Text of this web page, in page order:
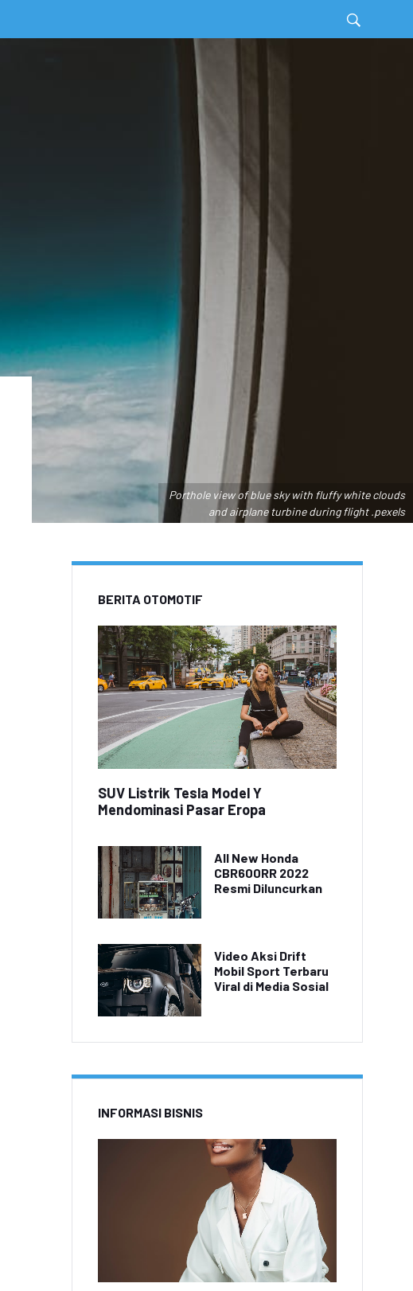
Porthole view of blue sky with fluffy white clouds
and airplane turbine during flight .pexels
BERITA OTOMOTIF
SUV Listrik Tesla Model Y
Mendominasi Pasar Eropa
All New Honda
CBR600RR 2022
Resmi Diluncurkan
Video Aksi Drift
Mobil Sport Terbaru
Viral di Media Sosial
INFORMASI BISNIS